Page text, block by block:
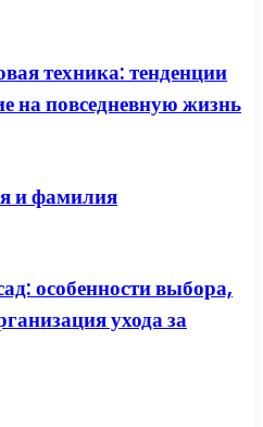
техника: тенденции
на повседневную жизнь
и фамилия
особенности выбора,
ухода за